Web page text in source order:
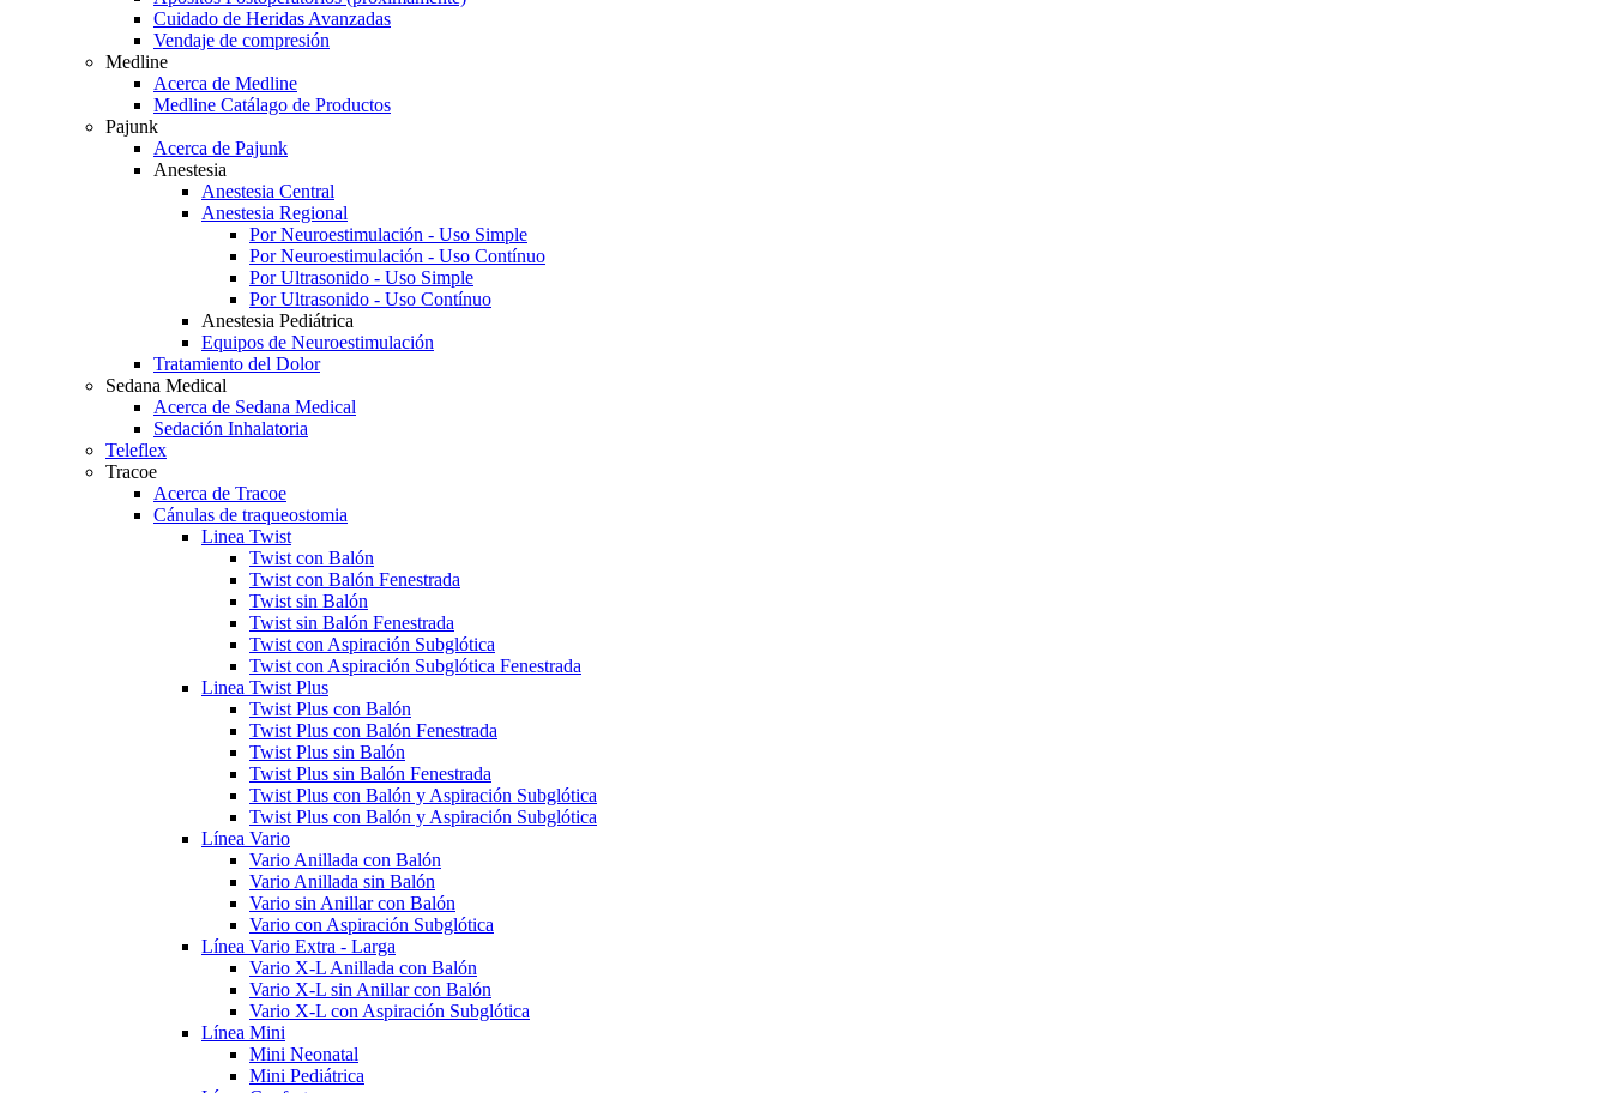
Cuidado de Heridas Avanzadas
Vendaje de compresión
Medline
Acerca de Medline
Medline Catálago de Productos
Pajunk
Acerca de Pajunk
Anestesia
Anestesia Central
Anestesia Regional
Por Neuroestimulación - Uso Simple
Por Neuroestimulación - Uso Contínuo
Por Ultrasonido - Uso Simple
Por Ultrasonido - Uso Contínuo
Anestesia Pediátrica
Equipos de Neuroestimulación
Tratamiento del Dolor
Sedana Medical
Acerca de Sedana Medical
Sedación Inhalatoria
Teleflex
Tracoe
Acerca de Tracoe
Cánulas de traqueostomia
Linea Twist
Twist con Balón
Twist con Balón Fenestrada
Twist sin Balón
Twist sin Balón Fenestrada
Twist con Aspiración Subglótica
Twist con Aspiración Subglótica Fenestrada
Linea Twist Plus
Twist Plus con Balón
Twist Plus con Balón Fenestrada
Twist Plus sin Balón
Twist Plus sin Balón Fenestrada
Twist Plus con Balón y Aspiración Subglótica
Twist Plus con Balón y Aspiración Subglótica
Línea Vario
Vario Anillada con Balón
Vario Anillada sin Balón
Vario sin Anillar con Balón
Vario con Aspiración Subglótica
Línea Vario Extra - Larga
Vario X-L Anillada con Balón
Vario X-L sin Anillar con Balón
Vario X-L con Aspiración Subglótica
Línea Mini
Mini Neonatal
Mini Pediátrica